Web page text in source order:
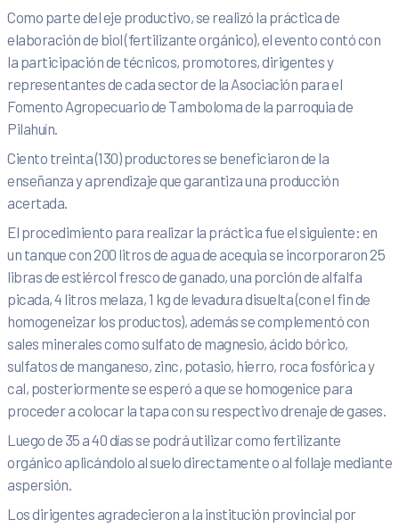
Como parte del eje productivo, se realizó la práctica de
elaboración de biol (fertilizante orgánico), el evento contó con
la participación de técnicos, promotores, dirigentes y
representantes de cada sector de la Asociación para el
Fomento Agropecuario de Tamboloma de la parroquia de
Pilahuín.
Ciento treinta (130) productores se beneficiaron de la
enseñanza y aprendizaje que garantiza una producción
acertada.
El procedimiento para realizar la práctica fue el siguiente: en
un tanque con 200 litros de agua de acequia se incorporaron 25
libras de estiércol fresco de ganado, una porción de alfalfa
picada, 4 litros melaza, 1 kg de levadura disuelta (con el fin de
homogeneizar los productos), además se complementó con
sales minerales como sulfato de magnesio, ácido bórico,
sulfatos de manganeso, zinc, potasio, hierro, roca fosfórica y
cal, posteriormente se esperó a que se homogenice para
proceder a colocar la tapa con su respectivo drenaje de gases.
Luego de 35 a 40 días se podrá utilizar como fertilizante
orgánico aplicándolo al suelo directamente o al follaje mediante
aspersión.
Los dirigentes agradecieron a la institución provincial por